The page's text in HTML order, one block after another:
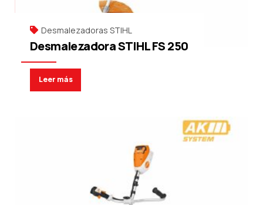
Desmalezadoras STIHL
Desmalezadora STIHL FS 250
Leer más